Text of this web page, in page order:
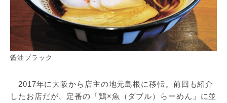
醤油ブラック
2017年に大阪から店主の地元島根に移転。前回も紹介
したお店だが、定番の「鶏×魚（ダブル）らーめん」に並